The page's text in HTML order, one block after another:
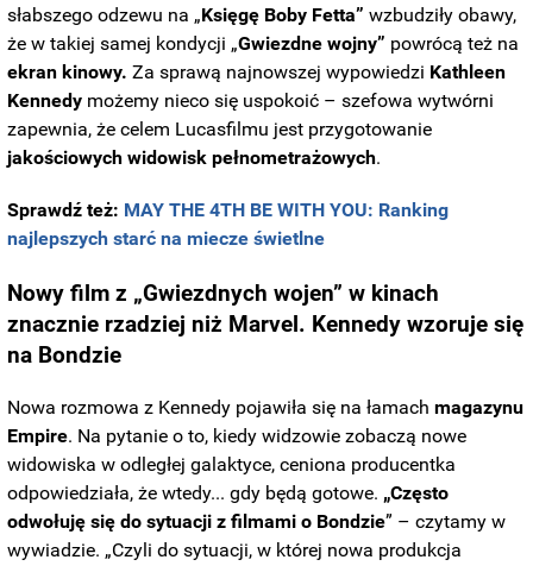
słabszego odzewu na „Księgę Boby Fetta” wzbudziły obawy,
że w takiej samej kondycji „Gwiezdne wojny” powrócą też na
ekran kinowy. Za sprawą najnowszej wypowiedzi Kathleen
Kennedy możemy nieco się uspokoić – szefowa wytwórni
zapewnia, że celem Lucasfilmu jest przygotowanie
jakościowych widowisk pełnometrażowych.
Sprawdź też: MAY THE 4TH BE WITH YOU: Ranking
najlepszych starć na miecze świetlne
Nowy film z „Gwiezdnych wojen” w kinach
znacznie rzadziej niż Marvel. Kennedy wzoruje się
na Bondzie
Nowa rozmowa z Kennedy pojawiła się na łamachmagazynu
Empire. Na pytanie o to, kiedy widzowie zobaczą nowe
widowiska w odległej galaktyce, ceniona producentka
odpowiedziała, że wtedy... gdy będą gotowe. „Często
odwołuję się do sytuacji z filmami o Bondzie” – czytamy w
wywiadzie. „Czyli do sytuacji, w której nowa produkcja